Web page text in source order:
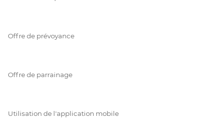
Offre de prévoyance
Offre de parrainage
Utilisation de l'application mobile